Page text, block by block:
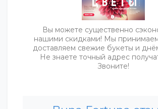
Вы можете существенно
нашими скидками! Мы
доставляем свежие букеты и
Не знаете точный адрес
Звоните!